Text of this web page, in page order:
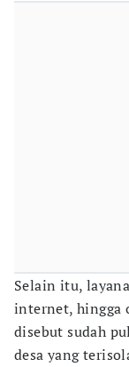
Selain itu,
internet, hingga
disebut sudah
desa yang